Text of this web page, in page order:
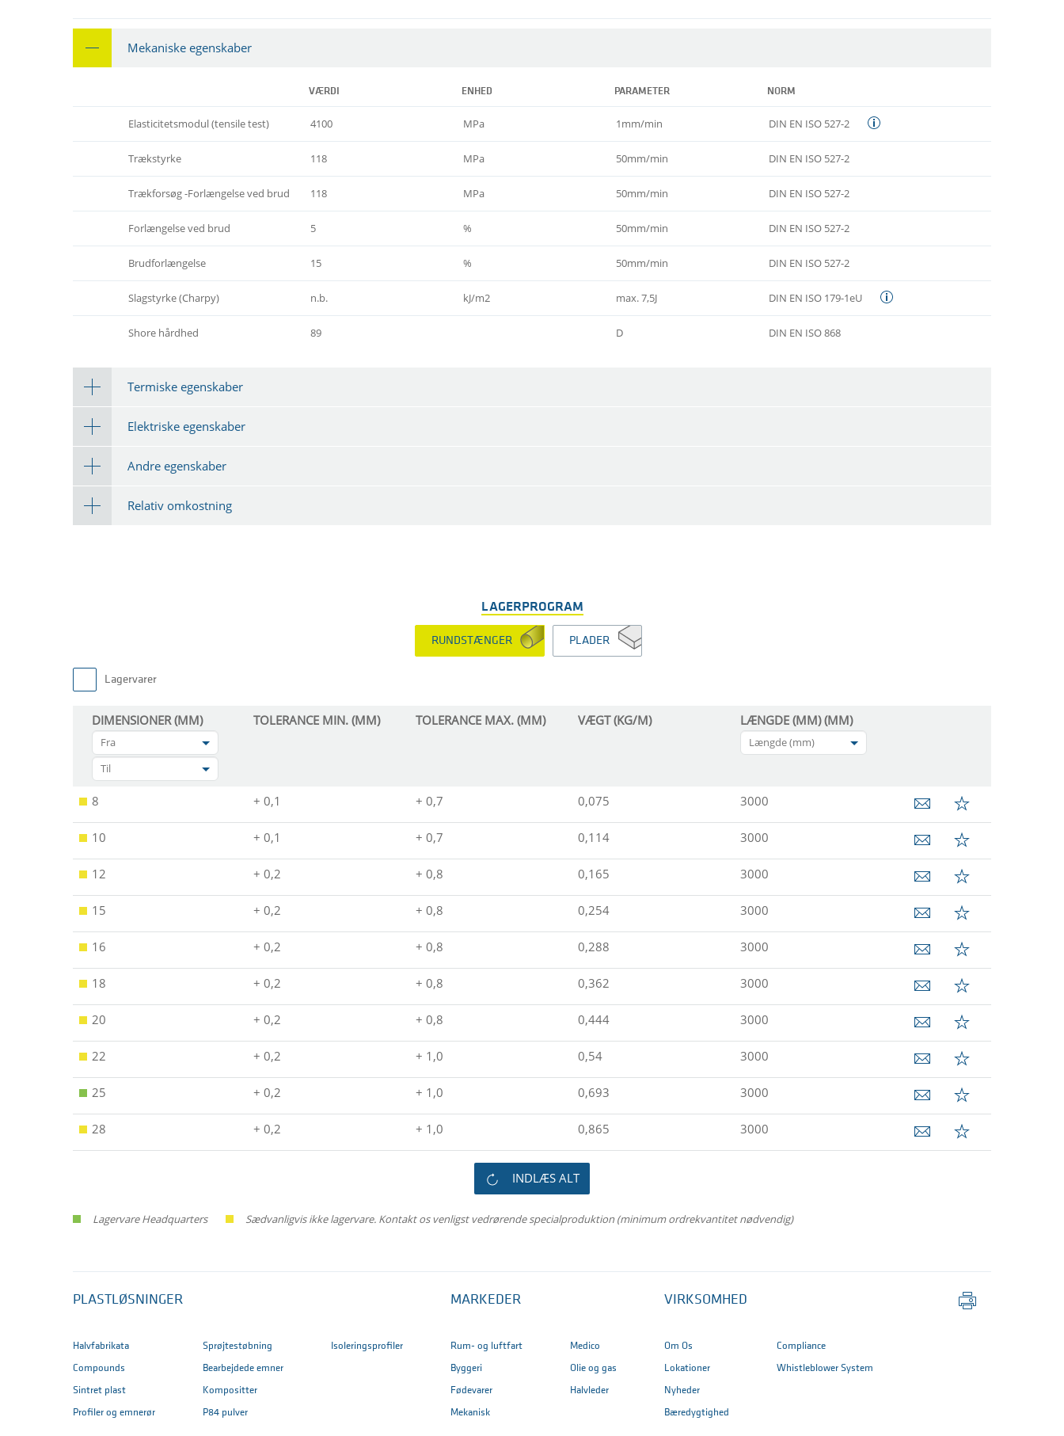
Mekaniske egenskaber
VÆRDI ENHED PARAMETER NORM
Elasticitetsmodul (tensile test) 4100 MPa 1mm/min DIN EN ISO 527-2
Trækstyrke 118 MPa 50mm/min DIN EN ISO 527-2
Trækforsøg -Forlængelse ved brud 118 MPa 50mm/min DIN EN ISO 527-2
Forlængelse ved brud 5 % 50mm/min DIN EN ISO 527-2
Brudforlængelse 15 % 50mm/min DIN EN ISO 527-2
Slagstyrke (Charpy) n.b. kJ/m2 max. 7,5J DIN EN ISO 179-1eU
Shore hårdhed 89 D DIN EN ISO 868
Termiske egenskaber
Elektriske egenskaber
Andre egenskaber
Relativ omkostning
LAGERPROGRAM
RUNDSTÆNGER PLADER
Lagervarer
DIMENSIONER (MM)
Fra
Til
TOLERANCE MIN. (MM) TOLERANCE MAX. (MM) VÆGT (KG/M) LÆNGDE (MM) (MM)
Længde (mm)
8 + 0,1 + 0,7 0,075 3000
10 + 0,1 + 0,7 0,114 3000
12 + 0,2 + 0,8 0,165 3000
15 + 0,2 + 0,8 0,254 3000
16 + 0,2 + 0,8 0,288 3000
18 + 0,2 + 0,8 0,362 3000
20 + 0,2 + 0,8 0,444 3000
22 + 0,2 + 1,0 0,54 3000
25 + 0,2 + 1,0 0,693 3000
28 + 0,2 + 1,0 0,865 3000
INDLÆS ALT
Lagervare Headquarters Sædvanligvis ikke lagervare. Kontakt os venligst vedrørende specialproduktion (minimum ordrekvantitet nødvendig)
PLASTLØSNINGER
Halvfabrikata
Compounds
Sintret plast
Profiler og emnerør
Sprøjtestøbning
Bearbejdede emner
Kompositter
P84 pulver
Isoleringsprofiler
MARKEDER
Rum- og luftfart
Byggeri
Fødevarer
Mekanisk
Medico
Olie og gas
Halvleder
VIRKSOMHED
Om Os
Lokationer
Nyheder
Bæredygtighed
Compliance
Whistleblower System